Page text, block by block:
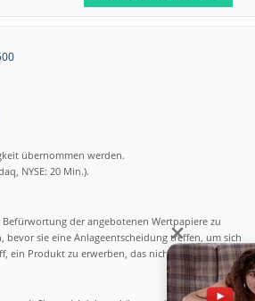
übernommen werden.
NYSE: 20 Min.).
der angebotenen Wertpapiere zu
sie eine Anlageentscheidung treffen, um sich
ein Produkt zu erwerben, das nicht einfach ist und